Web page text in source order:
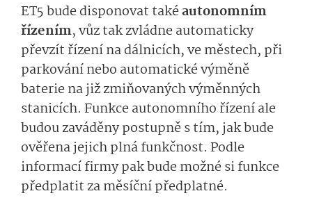
ET5 bude disponovat takéautonomním
řízením, vůz tak zvládne automaticky
převzít řízení na dálnicích, ve městech, při
parkování nebo automatické výměně
baterie na již zmiňovaných výměnných
stanicích. Funkce autonomního řízení ale
budou zaváděny postupně s tím, jak bude
ověřena jejich plná funkčnost. Podle
informací firmy pak bude možné si funkce
předplatit za měsíční předplatné.